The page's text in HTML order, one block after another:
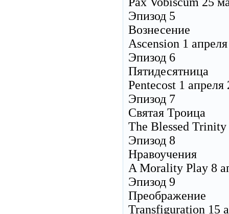
Эпизод 5
Вознесение
Ascension 1
Эпизод 6
Пятидесятница
Pentecost 1 апреля
Эпизод 7
Святая Троица
The Blessed Trinity
Эпизод 8
Нравоучения
A Morality Play 8
Эпизод 9
Преображение
Transfiguration 15